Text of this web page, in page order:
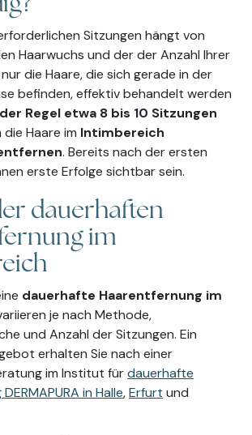
Sitzungen hängt von
Haarwuchs und der der Anzahl Ihrer
die Haare, die sich gerade in der
befinden, effektiv behandelt werden
Regel etwa 8 bis 10 Sitzungen
die Haare im Intimbereich
. Bereits nach der ersten
erste Erfolge sichtbar sein.
dauerhaften
im
dauerhafte Haarentfernung im
je nach Methode,
und Anzahl der Sitzungen. Ein
erhalten Sie nach einer
im Institut fürdauerhafte
in Halle,Erfurt und